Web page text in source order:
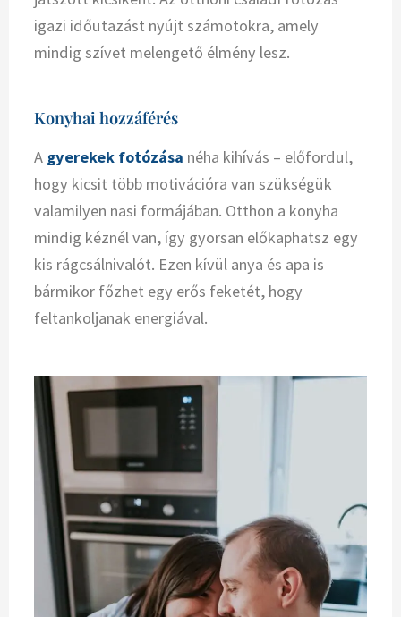
igazi időutazást nyújt számotokra, amely
mindig szívet melengető élmény lesz.
Konyhai hozzáférés
A gyerekek fotózása néha kihívás – előfordul,
hogy kicsit több motivációra van szükségük
valamilyen nasi formájában. Otthon a konyha
mindig kéznél van, így gyorsan előkaphatsz egy
kis rágcsálnivalót. Ezen kívül anya és apa is
bármikor főzhet egy erős feketét, hogy
feltankoljanak energiával.